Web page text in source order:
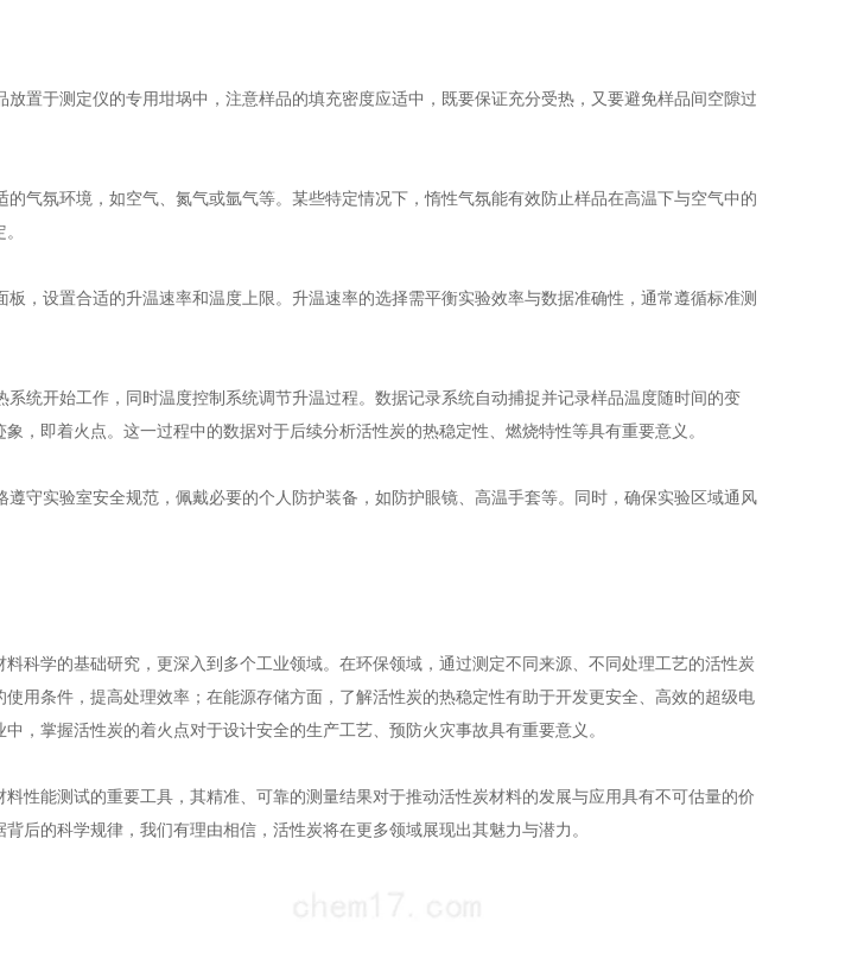
于测定仪的专用坩埚中，注意样品的填充密度应适中，既要保证充分受热，又要避免样品间空隙过
氛环境，如空气、氮气或氩气等。某些特定情况下，惰性气氛能有效防止样品在高温下与空气中的
设置合适的升温速率和温度上限。升温速率的选择需平衡实验效率与数据准确性，通常遵循标准测
开始工作，同时温度控制系统调节升温过程。数据记录系统自动捕捉并记录样品温度随时间的变
，即着火点。这一过程中的数据对于后续分析活性炭的热稳定性、燃烧特性等具有重要意义。
实验室安全规范，佩戴必要的个人防护装备，如防护眼镜、高温手套等。同时，确保实验区域通风
料科学的基础研究，更深入到多个工业领域。在环保领域，通过测定不同来源、不同处理工艺的活性炭
用条件，提高处理效率；在能源存储方面，了解活性炭的热稳定性有助于开发更安全、高效的超级电
，掌握活性炭的着火点对于设计安全的生产工艺、预防火灾事故具有重要意义。
能测试的重要工具，其精准、可靠的测量结果对于推动活性炭材料的发展与应用具有不可估量的价
后的科学规律，我们有理由相信，活性炭将在更多领域展现出其魅力与潜力。